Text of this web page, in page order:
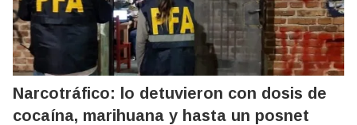
Narcotráfico: lo detuvieron con dosis de
cocaína, marihuana y hasta un posnet